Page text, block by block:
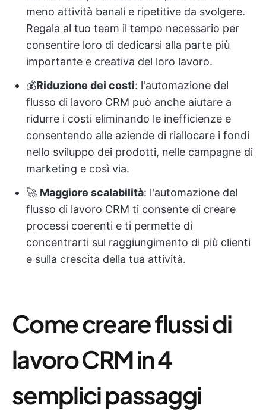
meno attività banali e ripetitive da svolgere.
Regala al tuo team il tempo necessario per
consentire loro di dedicarsi alla parte più
importante e creativa del loro lavoro.
💰Riduzione dei costi: l'automazione del
flusso di lavoro CRM può anche aiutare a
ridurre i costi eliminando le inefficienze e
consentendo alle aziende di riallocare i fondi
nello sviluppo dei prodotti, nelle campagne di
marketing e così via.
🚀 Maggiore scalabilità: l'automazione del
flusso di lavoro CRM ti consente di creare
processi coerenti e ti permette di
concentrarti sul raggiungimento di più clienti
e sulla crescita della tua attività.
Come creare flussi di
lavoro CRM in 4
semplici passaggi